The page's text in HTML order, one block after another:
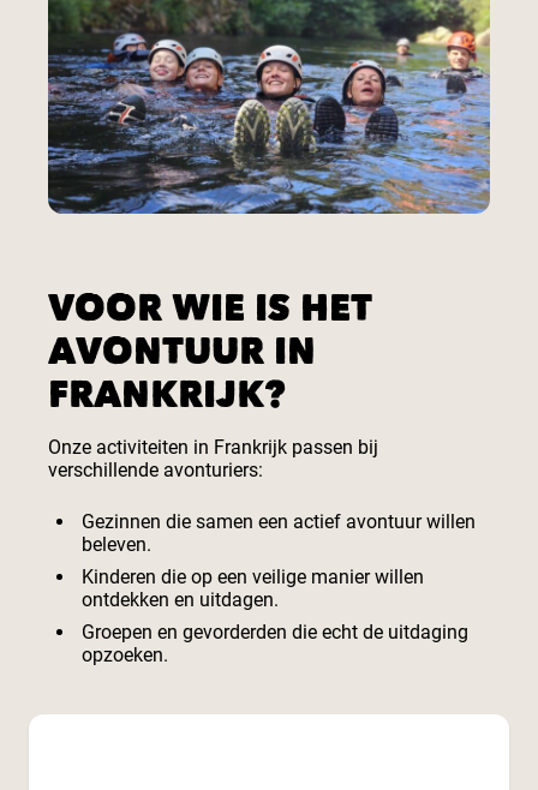
VOOR WIE IS HET
AVONTUUR IN
FRANKRIJK?
Onze activiteiten in Frankrijk passen bij
verschillende avonturiers:
Gezinnen die samen een actief avontuur willen
beleven.
Kinderen die op een veilige manier willen
ontdekken en uitdagen.
Groepen en gevorderden die echt de uitdaging
opzoeken.